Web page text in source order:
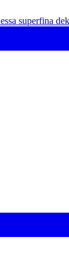
superfina